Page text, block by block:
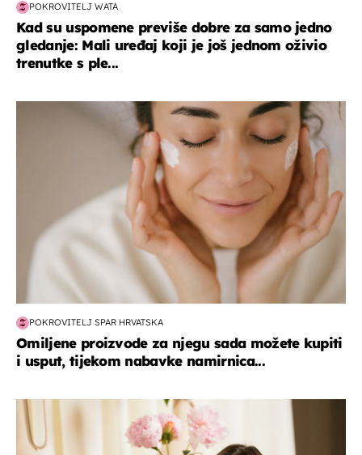
POKROVITELJ WATA
Kad su uspomene previše dobre za samo jedno
gledanje: Mali uređaj koji je još jednom oživio
trenutke s ple...
moda & ljepota
POKROVITELJ SPAR HRVATSKA
Omiljene proizvode za njegu sada možete kupiti
i usput, tijekom nabavke namirnica...
moda & ljepota